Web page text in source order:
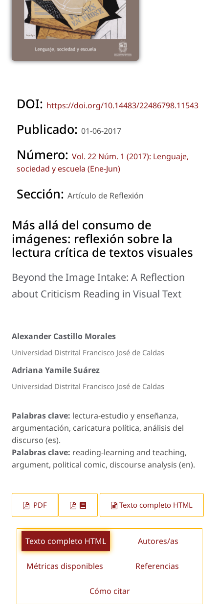
DOI: https://doi.org/10.14483/22486798.11543
Publicado: 01-06-2017
Número: Vol. 22 Núm. 1 (2017): Lenguaje,
sociedad y escuela (Ene-Jun)
Sección: Artículo de Reflexión
Más allá del consumo de
imágenes: reflexión sobre la
lectura crítica de textos visuales
Beyond the Image Intake: A Reflection
about Criticism Reading in Visual Text
Alexander Castillo Morales
Universidad Distrital Francisco José de Caldas
Adriana Yamile Suárez
Universidad Distrital Francisco José de Caldas
Palabras clave: lectura-estudio y enseñanza,
argumentación, caricatura política, análisis del
discurso (es).
Palabras clave: reading-learning and teaching,
argument, political comic, discourse analysis (en).
PDF Texto completo HTML
Texto completo HTML Autores/as
Métricas disponibles Referencias
Cómo citar